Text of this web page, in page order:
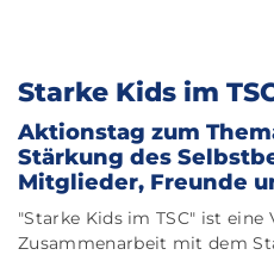
Starke Kids im
Aktionstag zum
Stärkung des
Mitglieder, Freunde
"Starke Kids im TSC" ist
Zusammenarbeit mit dem